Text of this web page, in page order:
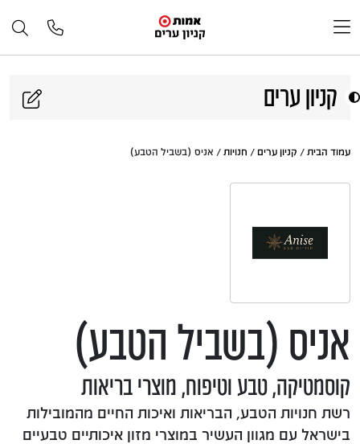
קניון ערים
עמוד הבית / קניון ערים / חנויות / אניס (בשביל הטבע)
אניס (בשביל הטבע)
קוסמטיקה, טבע וטיפוח, מוצרי בריאות
רשת חנויות הטבע, הבריאות ואיכות החיים מהמובילות
בישראל עם מגוון העשיר במוצרי מזון איכותיים טבעיים